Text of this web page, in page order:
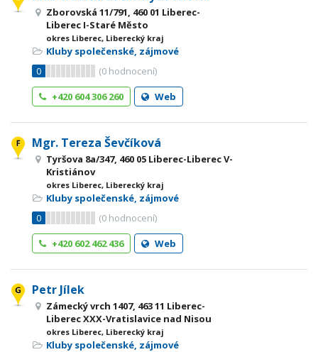
Zborovská 11/791, 460 01 Liberec-
Liberec I-Staré Město
okres Liberec, Liberecký kraj
Kluby společenské, zájmové
0
(0 hodnocení)
+420 604 306 260
Web
Mgr. Tereza Ševčíková
Tyršova 8a/347, 460 05 Liberec-Liberec V-
Kristiánov
okres Liberec, Liberecký kraj
Kluby společenské, zájmové
0
(0 hodnocení)
+420 602 462 436
Web
Petr Jílek
Zámecký vrch 1407, 463 11 Liberec-
Liberec XXX-Vratislavice nad Nisou
okres Liberec, Liberecký kraj
Kluby společenské, zájmové